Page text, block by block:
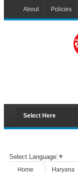
About Policies
Select Language ▼
Home Haryana